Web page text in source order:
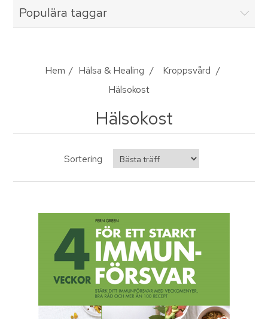
Populära taggar
Hem / Hälsa & Healing / Kroppsvård /
Hälsokost
Hälsokost
Sortering